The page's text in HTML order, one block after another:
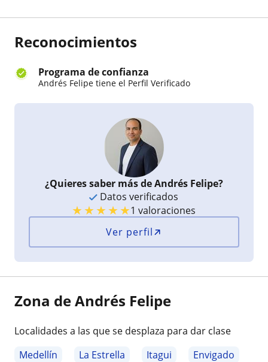
Reconocimientos
Programa de confianza
Andrés Felipe tiene el Perfil Verificado
¿Quieres saber más de Andrés Felipe?
Datos verificados
★★★★★1 valoraciones
Ver perfil
Zona de Andrés Felipe
Localidades a las que se desplaza para dar clase
Medellín
La Estrella Itagui
Envigado